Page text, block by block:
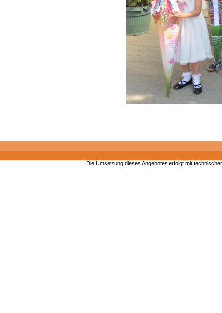
Die Umsetzung dieses Angebotes erfolgt mit